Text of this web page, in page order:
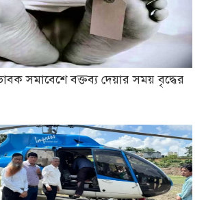
সমাবেশে বক্তব্য দেয়ার সময় বৃদ্ধের